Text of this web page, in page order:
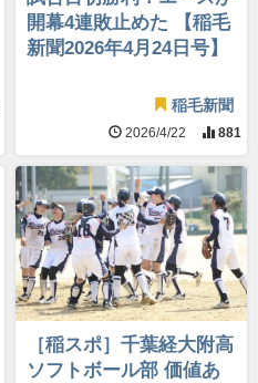
開幕4連敗止めた 【稲毛
新聞2026年4月24日号】
稲毛新聞
2026/4/22 881
［稲スポ］千葉経大附高
ソフトボール部 価値あ